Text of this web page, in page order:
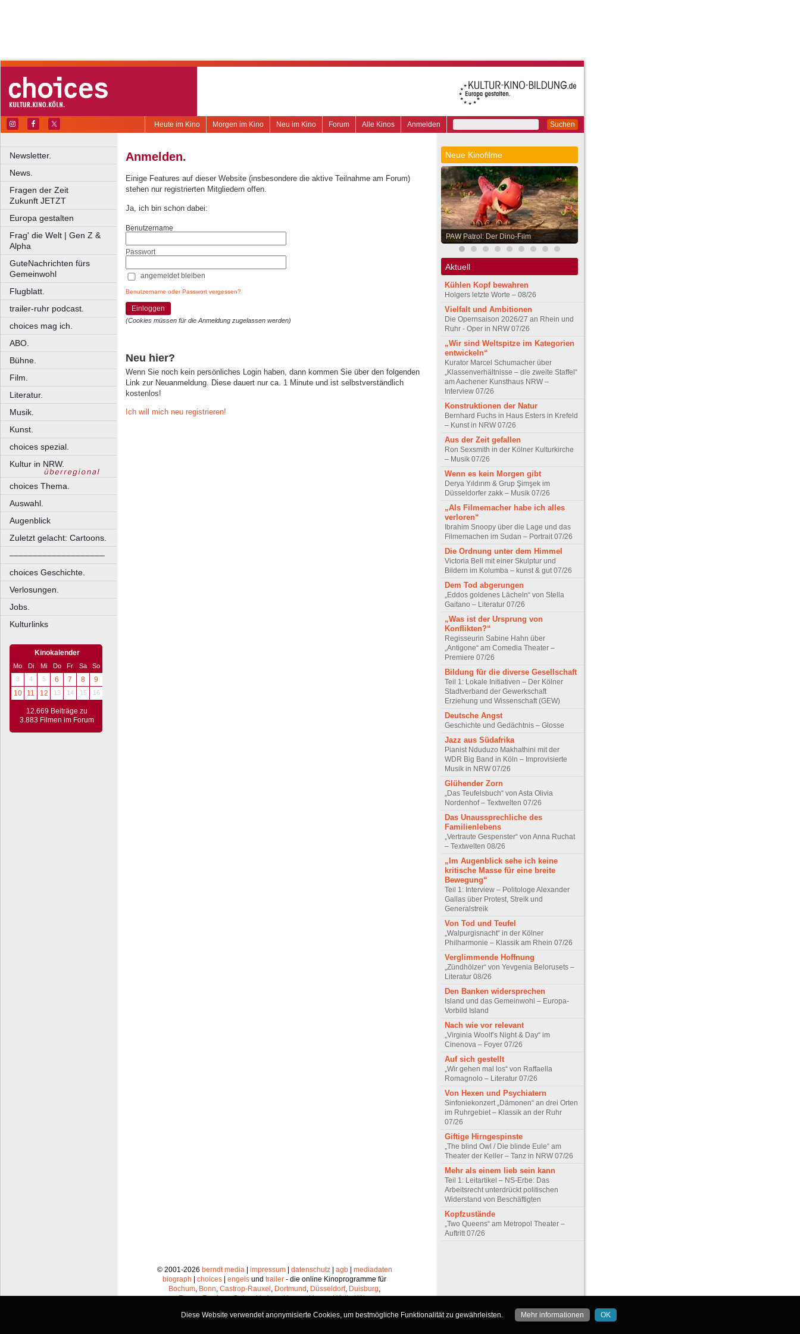
Suchen
Anmelden
Alle Kinos
Forum
Neu im Kino
Morgen im Kino
Heute im Kino
Newsletter.
News.
Fragen der Zeit
Zukunft JETZT
Europa gestalten
Frag' die Welt | Gen Z &
Alpha
GuteNachrichten fürs
Gemeinwohl
Flugblatt.
trailer-ruhr podcast.
choices mag ich.
ABO.
Bühne.
Film.
Literatur.
Musik.
Kunst.
choices spezial.
Kultur in NRW.
choices Thema.
Auswahl.
Augenblick
Zuletzt gelacht: Cartoons.
––––––––––––––––––––
choices Geschichte.
Verlosungen.
Jobs.
Kulturlinks
Kinokalender
Mo Di Mi Do Fr Sa
So
3
4 5 6 7 8
9
10
11 12 13 14 15 16
12.669 Beiträge zu
3.883 Filmen im Forum
Anmelden.
Einige Features auf dieser Website (insbesondere die aktive Teilnahme am Forum)
stehen nur registrierten Mitgliedern offen.
Ja, ich bin schon dabei:
Benutzername
Passwort
angemeldet bleiben
Benutzername oder Passwort vergessen?
Einloggen
(Cookies müssen für die Anmeldung zugelassen werden)
Neu hier?
Wenn Sie noch kein persönliches Login haben, dann kommen Sie über den folgenden
Link zur Neuanmeldung. Diese dauert nur ca. 1 Minute und ist selbstverständlich
kostenlos!
Ich will mich neu registrieren!
Neue Kinofilme
PAW Patrol: Der Dino-Film
Aktuell
Kühlen Kopf bewahren
Holgers letzte Worte – 08/26
Vielfalt und Ambitionen
Die Opernsaison 2026/27 an Rhein und
Ruhr - Oper in NRW 07/26
„Wir sind Weltspitze im Kategorien
entwickeln“
Kurator Marcel Schumacher über
„Klassenverhältnisse – die zweite Staffel“
am Aachener Kunsthaus NRW –
Interview 07/26
Konstruktionen der Natur
Bernhard Fuchs in Haus Esters in Krefeld
– Kunst in NRW 07/26
Aus der Zeit gefallen
Ron Sexsmith in der Kölner Kulturkirche
– Musik 07/26
Wenn es kein Morgen gibt
Derya Yıldırım & Grup Şimşek im
Düsseldorfer zakk – Musik 07/26
„Als Filmemacher habe ich alles
verloren“
Ibrahim Snoopy über die Lage und das
Filmemachen im Sudan – Portrait 07/26
Die Ordnung unter dem Himmel
Victoria Bell mit einer Skulptur und
Bildern im Kolumba – kunst & gut 07/26
Dem Tod abgerungen
„Eddos goldenes Lächeln“ von Stella
Gaitano – Literatur 07/26
„Was ist der Ursprung von
Konflikten?“
Regisseurin Sabine Hahn über
„Antigone“ am Comedia Theater –
Premiere 07/26
Bildung für die diverse Gesellschaft
Teil 1: Lokale Initiativen – Der Kölner
Stadtverband der Gewerkschaft
Erziehung und Wissenschaft (GEW)
Deutsche Angst
Geschichte und Gedächtnis – Glosse
Jazz aus Südafrika
Pianist Nduduzo Makhathini mit der
WDR Big Band in Köln – Improvisierte
Musik in NRW 07/26
Glühender Zorn
„Das Teufelsbuch“ von Asta Olivia
Nordenhof – Textwelten 07/26
Das Unaussprechliche des
Familienlebens
„Vertraute Gespenster“ von Anna Ruchat
– Textwelten 08/26
„Im Augenblick sehe ich keine
kritische Masse für eine breite
Bewegung“
Teil 1: Interview – Politologe Alexander
Gallas über Protest, Streik und
Generalstreik
Von Tod und Teufel
„Walpurgisnacht“ in der Kölner
Philharmonie – Klassik am Rhein 07/26
Verglimmende Hoffnung
„Zündhölzer“ von Yevgenia Belorusets –
Literatur 08/26
Den Banken widersprechen
Island und das Gemeinwohl – Europa-
Vorbild Island
Nach wie vor relevant
„Virginia Woolf’s Night & Day“ im
Cinenova – Foyer 07/26
Auf sich gestellt
„Wir gehen mal los“ von Raffaella
Romagnolo – Literatur 07/26
Von Hexen und Psychiatern
Sinfoniekonzert „Dämonen“ an drei Orten
im Ruhrgebiet – Klassik an der Ruhr
07/26
Giftige Hirngespinste
„The blind Owl / Die blinde Eule“ am
Theater der Keller – Tanz in NRW 07/26
Mehr als einem lieb sein kann
Teil 1: Leitartikel – NS-Erbe: Das
Arbeitsrecht unterdrückt politischen
Widerstand von Beschäftigten
Kopfzustände
„Two Queens“ am Metropol Theater –
Auftritt 07/26
© 2001-2026 berndt media | impressum| datenschutz| agb| mediadaten
biograph | choices | engels und trailer - die online Kinoprogramme für
Bochum Bonn Castrop-Rauxel Dortmund Düsseldorf, Duisburg
Essen,Frechen,Gelsenkirchen,Hagen,Herne,Hürth,Köln,
Recklinghausen,SolingenundWuppertal
Diese Website verwendet anonymisierte Cookies, um bestmögliche Funktionalität zu gewährleisten. Mehr informationen OK